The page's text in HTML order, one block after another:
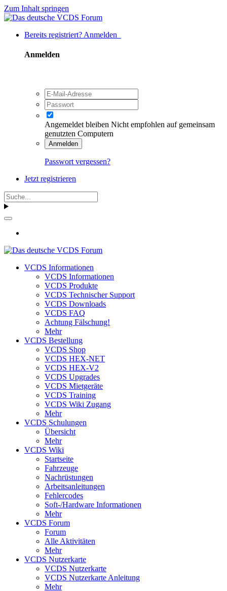
Zum Inhalt springen
Bereits registriert? Anmelden
Anmelden
Angemeldet bleiben Nicht empfohlen auf gemeinsam
genutzten Computern
Anmelden
Passwort vergessen?
Jetzt registrieren
VCDS Informationen
VCDS Informationen
VCDS Produkte
VCDS Technischer Support
VCDS Downloads
VCDS FAQ
Achtung Fälschung!
Mehr
VCDS Bestellung
VCDS Shop
VCDS HEX-NET
VCDS HEX-V2
VCDS Upgrades
VCDS Mietgeräte
VCDS Training
VCDS Wiki Zugang
Mehr
VCDS Schulungen
Übersicht
Mehr
VCDS Wiki
Startseite
Fahrzeuge
Nachrüstungen
Arbeitsanleitungen
Fehlercodes
Soft-/Hardware Informationen
Mehr
VCDS Forum
Forum
Alle Aktivitäten
Mehr
VCDS Nutzerkarte
VCDS Nutzerkarte
VCDS Nutzerkarte Anleitung
Mehr